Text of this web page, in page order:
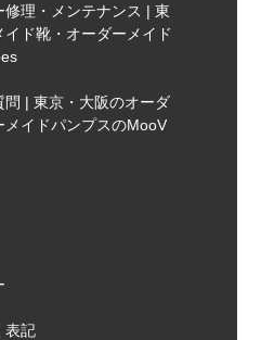
修理・メンテナンス | 東
ド靴・オーダーメイド
問 | 東京・大阪のオーダ
メイドパンプスのMooV
表記